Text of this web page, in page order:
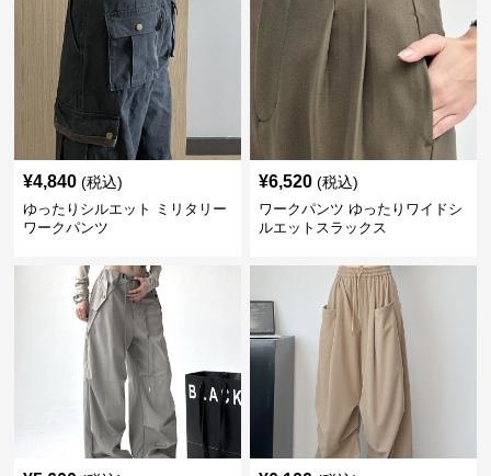
¥4,840 (税込)
ゆったりシルエット ミリタリー
ワークパンツ
¥6,520 (税込)
ワークパンツ ゆったりワイドシ
ルエットスラックス